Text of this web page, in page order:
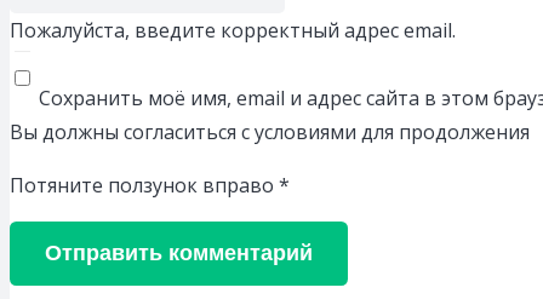
Пожалуйста, введите корректный адрес email.
Сохранить моё имя, email и адрес сайта в этом
Вы должны согласиться с условиями для продолжения
Потяните ползунок вправо *
Отправить комментарий